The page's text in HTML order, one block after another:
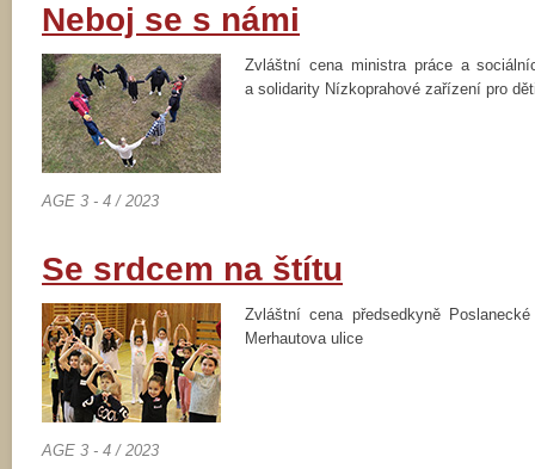
Neboj se s námi
Zvláštní cena ministra práce a
a solidarity Nízkoprahové zařízení pro
AGE 3 - 4 / 2023
Se srdcem na štítu
Zvláštní cena předsedkyně
Merhautova ulice
AGE 3 - 4 / 2023